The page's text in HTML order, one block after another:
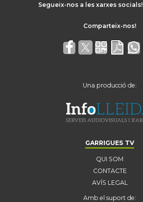
Segueix-nos a les xarxes socials!
Una producció de:
GARRIGUES TV
QUI SOM
CONTACTE
AVÍS LEGAL
Amb el suport de: